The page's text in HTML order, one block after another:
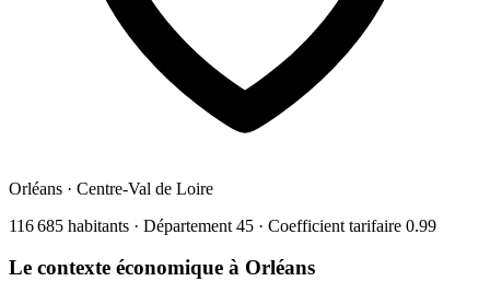
Orléans · Centre-Val de Loire
116 685 habitants · Département 45 · Coefficient tarifaire 0.99
Le contexte économique à Orléans